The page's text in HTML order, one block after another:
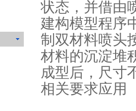
状态，并借由
建构模型程序
制双材料喷头
材料的沉淀堆
成型后，尺寸
相关要求应用